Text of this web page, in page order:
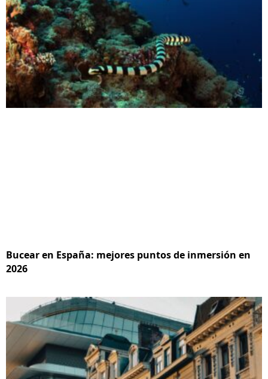
Bucear en España: mejores puntos de inmersión en
2026